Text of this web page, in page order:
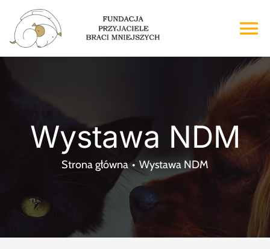
Przejdź
zawartości
Wsparcie
Kontakt
Wystawa NDM
Strona główna Wystawa NDM